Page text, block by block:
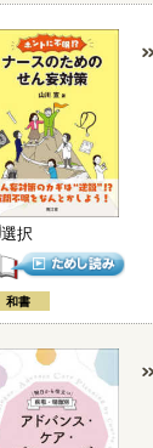
選択
和書